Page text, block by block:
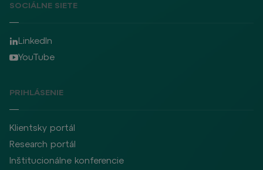
SOCIÁLNE SIETE
LinkedIn
YouTube
PRIHLÁSENIE
Klientsky portál
Research portál
Inštitucionálne konferencie